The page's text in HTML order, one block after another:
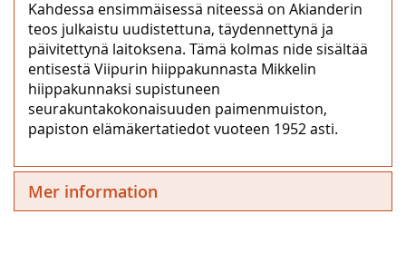
Kahdessa ensimmäisessä niteessä on Akianderin
teos julkaistu uudistettuna, täydennettynä ja
päivitettynä laitoksena. Tämä kolmas nide sisältää
entisestä Viipurin hiippakunnasta Mikkelin
hiippakunnaksi supistuneen
seurakuntakokonaisuuden paimenmuiston,
papiston elämäkertatiedot vuoteen 1952 asti.
Mer information